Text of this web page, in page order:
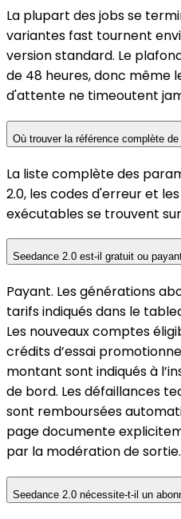
La plupart des jobs se
variantes fast tournent
version standard. Le
de 48 heures, donc même
d'attente ne timeoutent
Où trouver la référence complète
La liste complète des
2.0, les codes d'erreur et
exécutables se trouvent sur
Seedance 2.0 est-il gratuit ou
Payant. Les générations
tarifs indiqués dans le
Les nouveaux comptes
crédits d’essai
montant sont indiqués à
de bord. Les défaillances
sont remboursées
page documente
par la modération de sortie.
Seedance 2.0 nécessite-t-il un